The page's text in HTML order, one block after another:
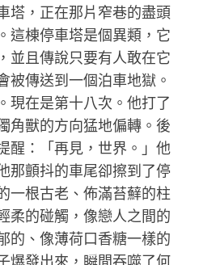
塔，正在那片窄巷的盡頭
這棟停車塔是個異類，它
並且傳說只要有人敢在它
被傳送到一個泊車地獄。
現在是第十八次。他打了
角獸的方向猛地偏轉。後
醒：「再見，世界。」他
那顫抖的車尾卻擦到了停
一根古老、佈滿苔蘚的柱
柔的碰觸，像戀人之間的
的、像薄荷口香糖一樣的
爆發出來，瞬間吞噬了何